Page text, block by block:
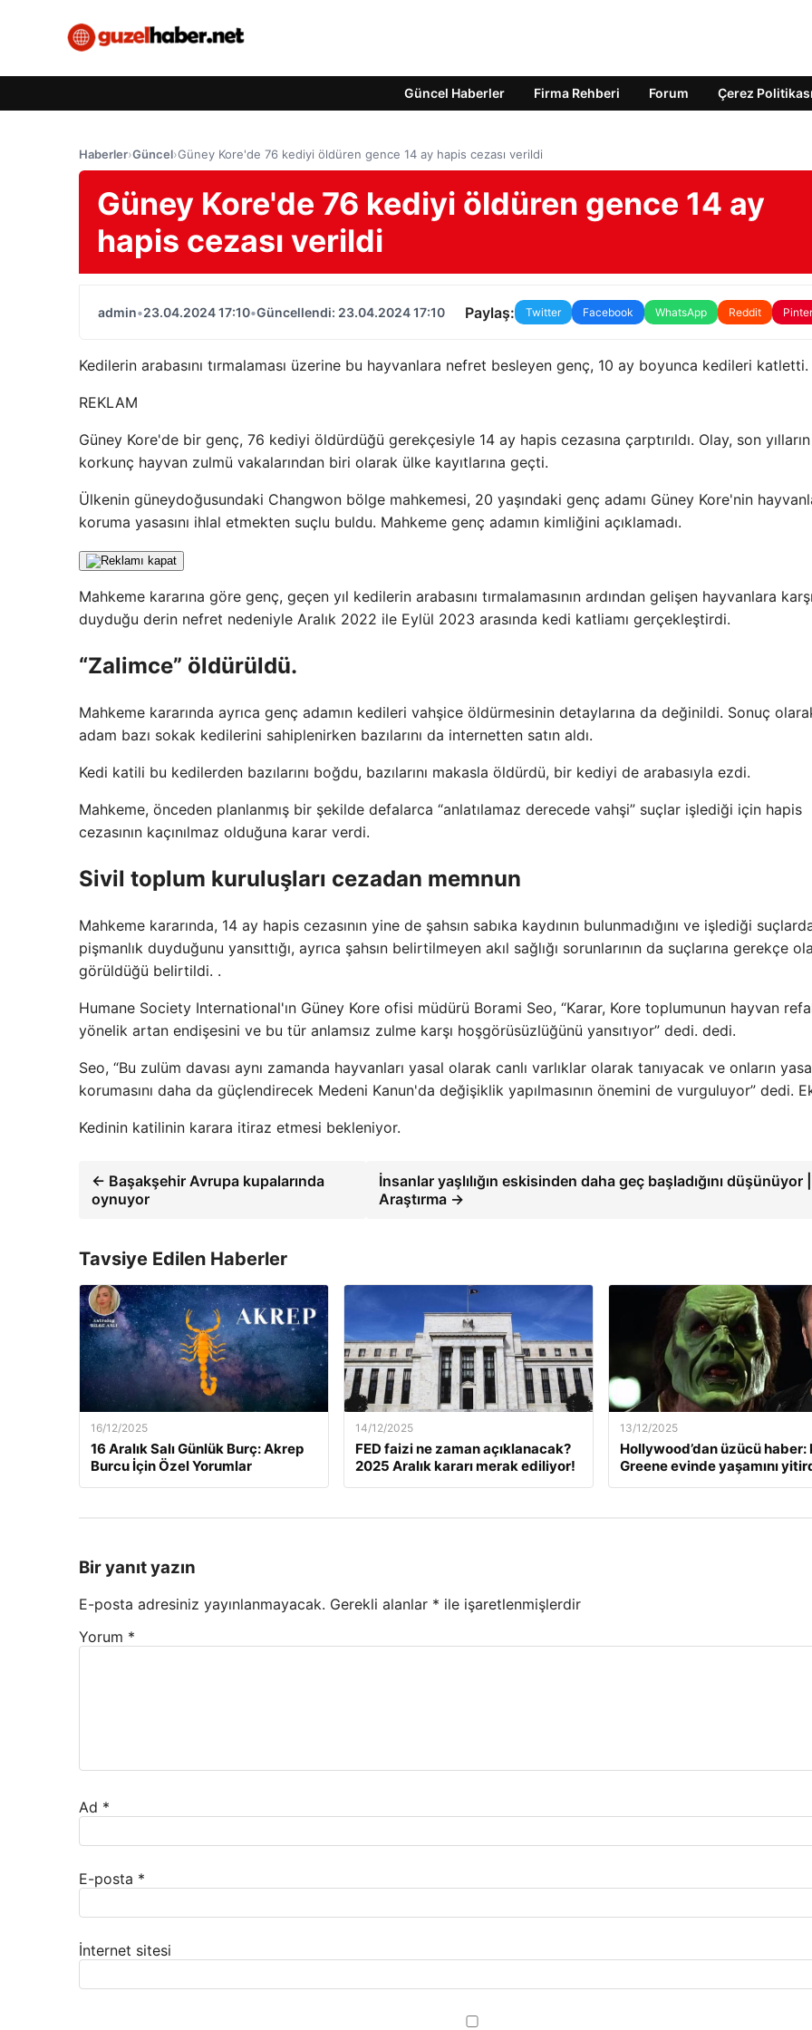
Güncel Haberler Firma Rehberi Forum Çerez Politikası
Haberler›Güncel›Güney Kore'de 76 kediyi öldüren gence 14 ay hapis cezası verildi
Güney Kore'de 76 kediyi öldüren gence 14 ay
hapis cezası verildi
admin•23.04.2024 17:10•Güncellendi: 23.04.2024 17:10 Paylaş: Twitter Facebook WhatsApp Reddit
Kedilerin arabasını tırmalaması üzerine bu hayvanlara nefret besleyen genç, 10 ay boyunca kedileri katletti.
REKLAM
Güney Kore'de bir genç, 76 kediyi öldürdüğü gerekçesiyle 14 ay hapis cezasına çarptırıldı. Olay, son
korkunç hayvan zulmü vakalarından biri olarak ülke kayıtlarına geçti.
Ülkenin güneydoğusundaki Changwon bölge mahkemesi, 20 yaşındaki genç adamı Güney Kore'nin
koruma yasasını ihlal etmekten suçlu buldu. Mahkeme genç adamın kimliğini açıklamadı.
Mahkeme kararına göre genç, geçen yıl kedilerin arabasını tırmalamasının ardından gelişen hayvanlara karşı
duyduğu derin nefret nedeniyle Aralık 2022 ile Eylül 2023 arasında kedi katliamı gerçekleştirdi.
“Zalimce” öldürüldü.
Mahkeme kararında ayrıca genç adamın kedileri vahşice öldürmesinin detaylarına da değinildi. Sonuç
adam bazı sokak kedilerini sahiplenirken bazılarını da internetten satın aldı.
Kedi katili bu kedilerden bazılarını boğdu, bazılarını makasla öldürdü, bir kediyi de arabasıyla ezdi.
Mahkeme, önceden planlanmış bir şekilde defalarca “anlatılamaz derecede vahşi” suçlar işlediği için hapis
cezasının kaçınılmaz olduğuna karar verdi.
Sivil toplum kuruluşları cezadan memnun
Mahkeme kararında, 14 ay hapis cezasının yine de şahsın sabıka kaydının bulunmadığını ve işlediği
pişmanlık duyduğunu yansıttığı, ayrıca şahsın belirtilmeyen akıl sağlığı sorunlarının da suçlarına gerekçe
görüldüğü belirtildi. .
Humane Society International'ın Güney Kore ofisi müdürü Borami Seo, “Karar, Kore toplumunun hayvan
yönelik artan endişesini ve bu tür anlamsız zulme karşı hoşgörüsüzlüğünü yansıtıyor” dedi. dedi.
Seo, “Bu zulüm davası aynı zamanda hayvanları yasal olarak canlı varlıklar olarak tanıyacak ve onların
korumasını daha da güçlendirecek Medeni Kanun'da değişiklik yapılmasının önemini de vurguluyor” dedi.
Kedinin katilinin karara itiraz etmesi bekleniyor.
← Başakşehir Avrupa kupalarında
oynuyor
İnsanlar yaşlılığın eskisinden daha geç başladığını düşünüyor |
Araştırma →
Tavsiye Edilen Haberler
16/12/2025
16 Aralık Salı Günlük Burç: Akrep
Burcu İçin Özel Yorumlar
14/12/2025
FED faizi ne zaman açıklanacak?
2025 Aralık kararı merak ediliyor!
13/12/2025
Hollywood’dan üzücü haber:
Greene evinde yaşamını
Bir yanıt yazın
E-posta adresiniz yayınlanmayacak. Gerekli alanlar * ile işaretlenmişlerdir
Yorum *
Ad *
E-posta *
İnternet sitesi